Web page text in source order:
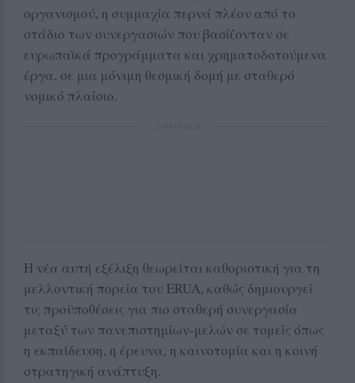
οργανισμού, η συμμαχία περνά πλέον από το
στάδιο των συνεργασιών που βασίζονταν σε
ευρωπαϊκά προγράμματα και χρηματοδοτούμενα
έργα, σε μια μόνιμη θεσμική δομή με σταθερό
νομικό πλαίσιο.
Η νέα αυτή εξέλιξη θεωρείται καθοριστική για τη
μελλοντική πορεία του ERUA, καθώς δημιουργεί
τις προϋποθέσεις για πιο σταθερή συνεργασία
μεταξύ των πανεπιστημίων-μελών σε τομείς όπως
η εκπαίδευση, η έρευνα, η καινοτομία και η κοινή
στρατηγική ανάπτυξη.